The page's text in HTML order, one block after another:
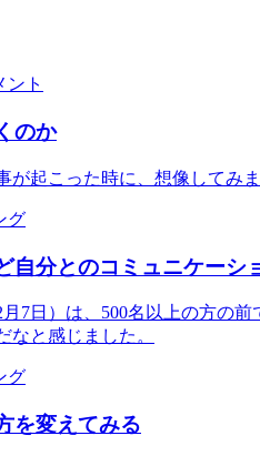
ント
のか
が起こった時に、想像してみ
グ
自分とのコミュニケーシ
月7日）は、500名以上の方の
なと感じました。
グ
を変えてみる